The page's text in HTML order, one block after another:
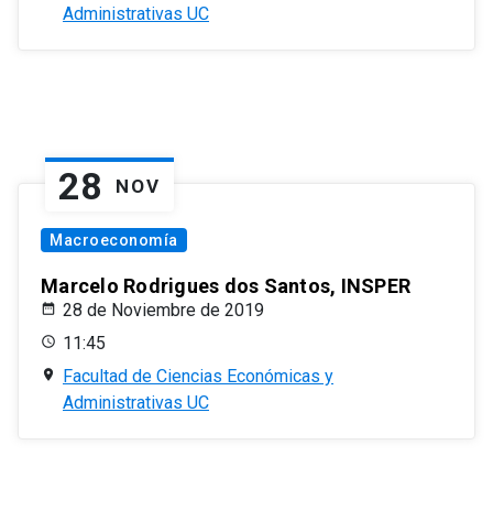
Administrativas UC
28 NOV
Macroeconomía
Marcelo Rodrigues dos Santos, INSPER
28 de Noviembre de 2019
11:45
Facultad de Ciencias Económicas y
Administrativas UC